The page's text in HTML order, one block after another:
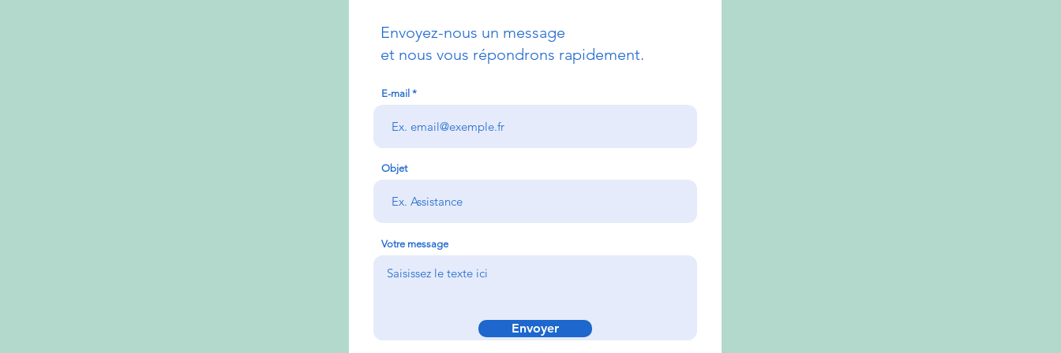
Envoyez-nous un message
et nous vous répondrons rapidement.
E-mail
Objet
Votre message
Envoyer